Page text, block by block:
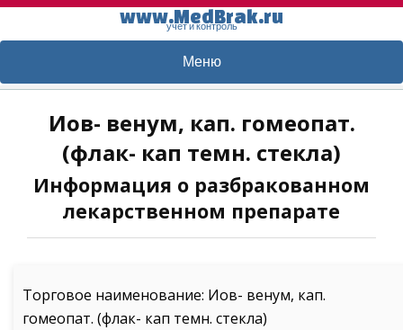
www.MedBrak.ru
учет и контроль
Меню
Иов- венум, кап. гомеопат.
(флак- кап темн. стекла)
Информация о разбракованном
лекарственном препарате
Торговое наименование: Иов- венум, кап.
гомеопат. (флак- кап темн. стекла)